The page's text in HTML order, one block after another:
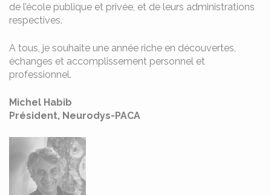
de l’école publique et privée, et de leurs administrations
respectives.
A tous, je souhaite une année riche en découvertes,
échanges et accomplissement personnel et
professionnel.
Michel Habib
Président, Neurodys-PACA